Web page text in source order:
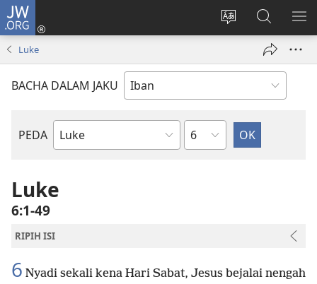
JW.ORG
Tukar
ba
Log
Masuk
window)
Giga
JW.ORG
Luke
BACHA DALAM JAKU
PEDA
Bup
Bup
Pelajar
Luke
6:1-49
RIPIH ISI
6 Nyadi sekali kena Hari Sabat, Jesus bejalai nengah